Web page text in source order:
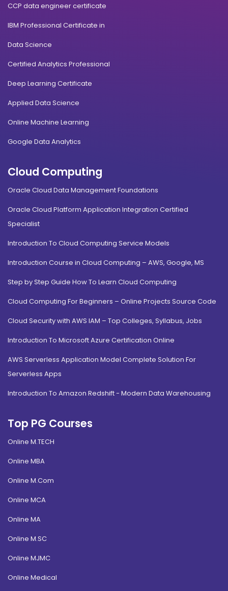
CCP data engineer certificate
IBM Professional Certificate in
Data Science
Certified Analytics Professional
Deep Learning Certificate
Applied Data Science
Online Machine Learning
Google Data Analytics
Cloud Computing
Oracle Cloud Data Management Foundations
Oracle Cloud Platform Application Integration Certified
Specialist
Introduction To Cloud Computing Service Models
Introduction Course in Cloud Computing – AWS, Google, MS
Step by Step Guide How To Learn Cloud Computing
Cloud Computing For Beginners – Online Projects Source Code
Cloud Security with AWS IAM – Top Colleges, Syllabus, Jobs
Introduction To Microsoft Azure Certification Online
AWS Serverless Application Model Complete Solution For
Serverless Apps
Introduction To Amazon Redshift - Modern Data Warehousing
Top PG Courses
Online M.TECH
Online MBA
Online M.Com
Online MCA
Online MA
Online M.SC
Online MJMC
Online Medical